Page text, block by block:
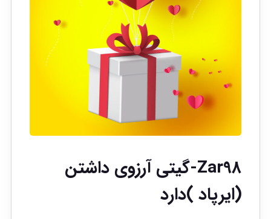
Zar98-گیتی آرزوی داشتن
(ایرپاد )دارد